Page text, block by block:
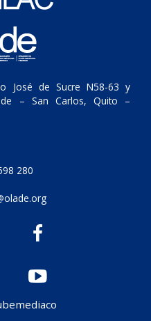
José de Sucre N58-63 y
– San Carlos, Quito –
280